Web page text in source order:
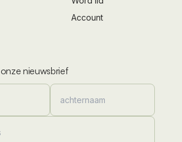
Account
nieuwsbrief